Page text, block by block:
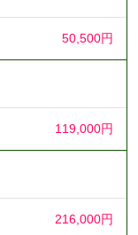
50,500円
119,000円
216,000円